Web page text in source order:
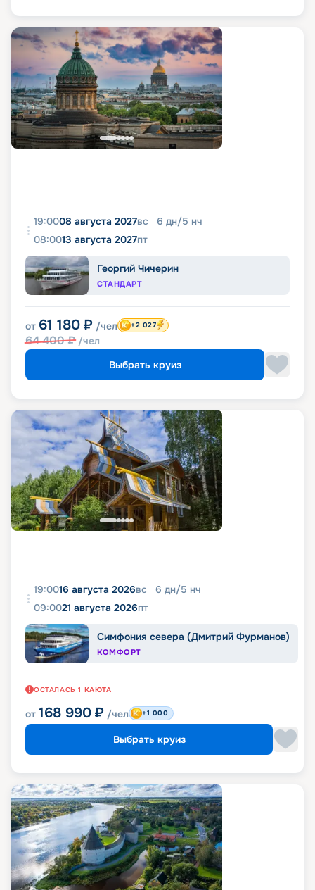
19:0008 августа 2027вс 6 дн/5 нч
08:0013 августа 2027пт
Георгий Чичерин
СТАНДАРТ
от 61 180 ₽ /чел
64 400₽ /чел
+2 027
Выбрать круиз
19:0016 августа 2026вс 6 дн/5 нч
09:0021 августа 2026пт
Симфония севера (Дмитрий Фурманов)
КОМФОРТ
ОСТАЛАСЬ 1 КАЮТА
от 168 990 ₽ /чел +1 000
Выбрать круиз